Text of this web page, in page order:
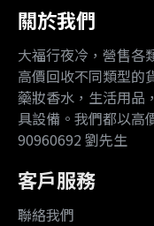
關於我們
大福行夜冷，營售各
高價回收不同類型的
藥妝香水，生活用品
具設備。我們都以高
90960692 劉先生
客戶服務
聯絡我們